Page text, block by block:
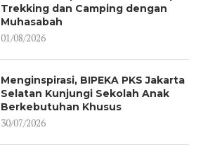
Trekking dan Camping dengan
Muhasabah
01/08/2026
Menginspirasi, BIPEKA PKS Jakarta
Selatan Kunjungi Sekolah Anak
Berkebutuhan Khusus
30/07/2026